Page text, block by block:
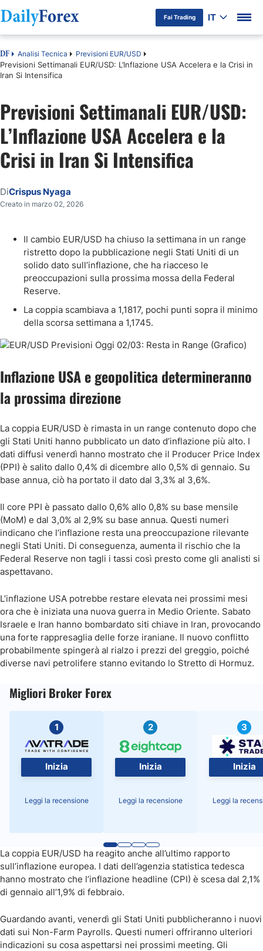
Fai Trading IT
DF Analisi Tecnica Previsioni EUR/USD
Previsioni Settimanali EUR/USD: L’Inflazione USA Accelera e la Crisi in
Iran Si Intensifica
Previsioni Settimanali EUR/USD:
L’Inflazione USA Accelera e la
Crisi in Iran Si Intensifica
DiCrispus Nyaga
Creato in marzo 02, 2026
Il cambio EUR/USD ha chiuso la settimana in un range
ristretto dopo la pubblicazione negli Stati Uniti di un
solido dato sull’inflazione, che ha riacceso le
preoccupazioni sulla prossima mossa della Federal
Reserve.
La coppia scambiava a 1,1817, pochi punti sopra il minimo
della scorsa settimana a 1,1745.
Inflazione USA e geopolitica determineranno
la prossima direzione
La coppia EUR/USD è rimasta in un range contenuto dopo che
gli Stati Uniti hanno pubblicato un dato d’inflazione più alto. I
dati diffusi venerdì hanno mostrato che il Producer Price Index
(PPI) è salito dallo 0,4% di dicembre allo 0,5% di gennaio. Su
base annua, ciò ha portato il dato dal 3,3% al 3,6%.
Il core PPI è passato dallo 0,6% allo 0,8% su base mensile
(MoM) e dal 3,0% al 2,9% su base annua. Questi numeri
indicano che l’inflazione resta una preoccupazione rilevante
negli Stati Uniti. Di conseguenza, aumenta il rischio che la
Federal Reserve non tagli i tassi così presto come gli analisti si
aspettavano.
L’inflazione USA potrebbe restare elevata nei prossimi mesi
ora che è iniziata una nuova guerra in Medio Oriente. Sabato
Israele e Iran hanno bombardato siti chiave in Iran, provocando
una forte rappresaglia delle forze iraniane. Il nuovo conflitto
probabilmente spingerà al rialzo i prezzi del greggio, poiché
diverse navi petrolifere stanno evitando lo Stretto di Hormuz.
Migliori Broker Forex
1
Inizia
Leggi la recensione
2
Inizia
Leggi la recensione
3
Inizia
Leggi la
La coppia EUR/USD ha reagito anche all’ultimo rapporto
sull’inflazione europea. I dati dell’agenzia statistica tedesca
hanno mostrato che l’inflazione headline (CPI) è scesa dal 2,1%
di gennaio all’1,9% di febbraio.
Guardando avanti, venerdì gli Stati Uniti pubblicheranno i nuovi
dati sui Non-Farm Payrolls. Questi numeri offriranno ulteriori
indicazioni su cosa aspettarsi nei prossimi meeting. Gli